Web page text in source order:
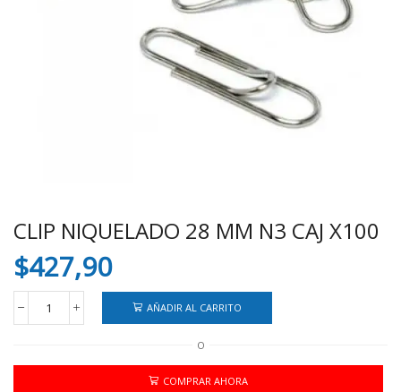
CLIP NIQUELADO 28 MM N3 CAJ X100
$427,90
CLIP
NIQUELADO
MM
AÑADIR AL CARRITO
O
COMPRAR AHORA